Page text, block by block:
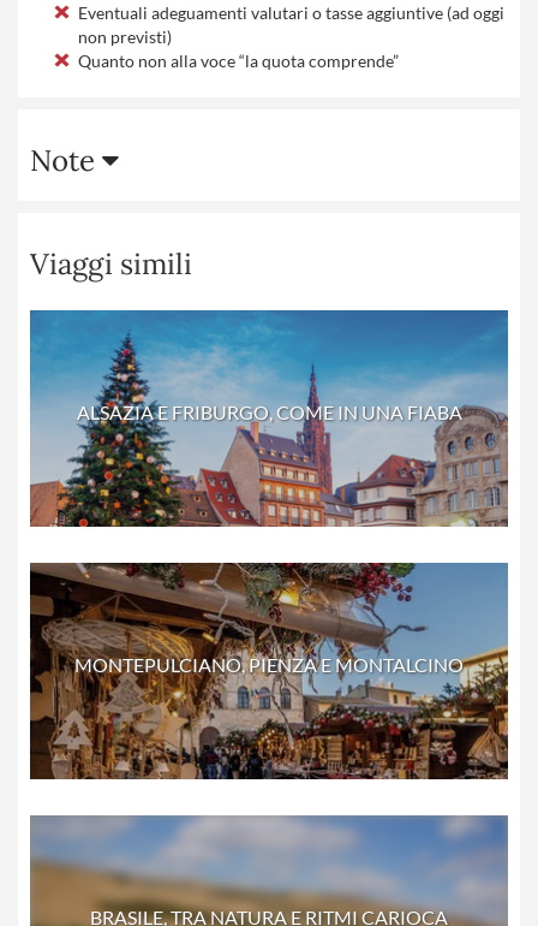
Eventuali adeguamenti valutari o tasse aggiuntive (ad oggi
non previsti)
Quanto non alla voce “la quota comprende”
Note
Viaggi simili
ALSAZIA E FRIBURGO, COME IN UNA FIABA
MONTEPULCIANO, PIENZA E MONTALCINO
BRASILE, TRA NATURA E RITMI CARIOCA